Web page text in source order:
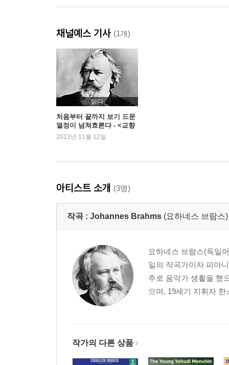
채널예스 기사 (1개)
읽다
처음부터 끝까지 보기 드문
열정이 넘쳐흐른다 - <교향
곡 4번 e단조 op.98>
2013년 11월 12일
아티스트 소개 (3명)
작곡 : Johannes Brahms (요하네스 브람스)
요하네스 브람스(독일
일의 작곡가이자 피아
주로 음악가 생활을 했
으며, 19세기 지휘자
작가의 다른 상품